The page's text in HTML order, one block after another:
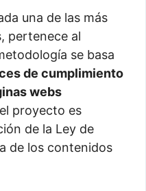
una de las más
pertenece al
se basa
de cumplimiento
webs
proyecto es
de la Ley de
de los contenidos